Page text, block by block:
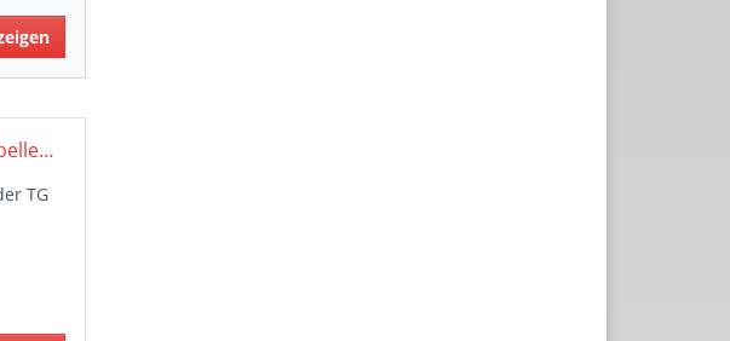
TG Wangen/Eisenharz 2 empfängt den Tabellenführer
TG